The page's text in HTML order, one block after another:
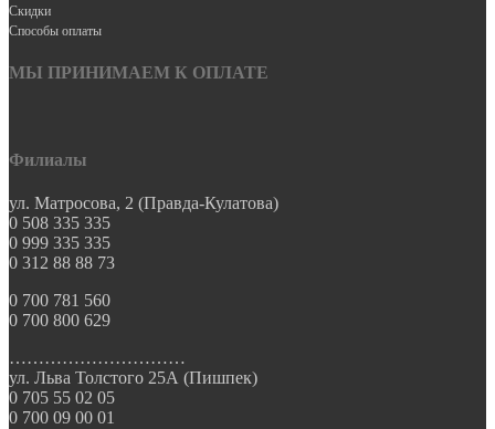
Скидки
Способы оплаты
МЫ ПРИНИМАЕМ К ОПЛАТЕ
Филиалы
ул. Матросова, 2 (Правда-Кулатова)
0 508 335 335
0 999 335 335
0 312 88 88 73
0 700 781 560
0 700 800 629
…………………………
ул. Льва Толстого 25А (Пишпек)
0 705 55 02 05
0 700 09 00 01